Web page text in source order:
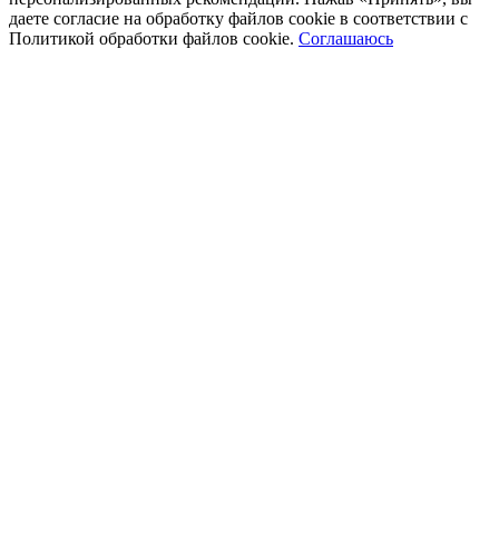
даете согласие на обработку файлов cookie в соответствии с
Политикой обработки файлов cookie. Соглашаюсь